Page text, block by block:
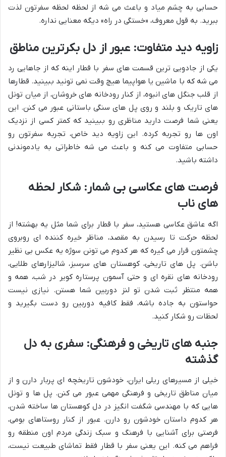
حسابی به چشم میاد و باعث می شه از لحظه لحظه سفرتون لذت
ببرید. به قول معروف، «خستگی در راه» دیگه معنایی نداره.
زاویه دید متفاوت: عبور از دل بکرترین مناطق
یکی از جادویی ترین قسمت های سفر با قطار اینه که از جاهایی رد
می شه که با ماشین یا هواپیما هیچ وقت نمی تونید ببینید. قطارها
از قلب جنگل های انبوه، از کنار رودخانه های خروشان، از میان تونل
های تاریک و بلند و روی پل های سنگی باستانی عبور می کنن. این
یعنی شما فرصت دارید مناظری رو ببینید که کمتر کسی از نزدیک
اون ها رو تجربه کرده. این زاویه دید خاص، تجربه سفرتون رو
حسابی متفاوت می کنه و باعث می شه خاطراتی به یادموندنی
داشته باشید.
فرصت های عکاسی بی شمار: شکار لحظه
های ناب
اگه عاشق عکاسی هستید، سفر با قطار برای شما مثل یه بهشته! از
لحظه حرکت تا رسیدن به مقصد، مناظر خیره کننده ای روبروی
چشمتون قرار می گیره که هر کدوم می تونن سوژه یه عکس بی نظیر
باشن. پل های تاریخی، کوهستان های سرسبز، شالیزارهای طلایی،
رودخانه های نقره ای و حتی آسمون پرستاره کویر در شب، همه و
همه منتظر ثبت شدن تو لنز دوربین شما هستن. نیازی نیست
حواستون به جاده باشه، فقط کافیه دوربین رو دست بگیرید و
لحظات رو شکار کنید.
جنبه های تاریخی و فرهنگی: سفری به دل
گذشته
خیلی از مسیرهای ریلی ایران، خودشون تاریخچه ای پربار دارن و از
میان مناطق تاریخی و فرهنگی مهمی عبور می کنن. پل ها و تونل
هایی که با مهندسی شگفت انگیز در دل کوهستان ها ساخته شدن،
هر کدوم داستان خودشون رو دارن. عبور از کنار روستاهای بومی،
فرصتی برای آشنایی با فرهنگ و سبک زندگی مردم اون منطقه رو
فراهم می کنه. این یعنی سفر با قطار فقط تماشای طبیعت نیست،